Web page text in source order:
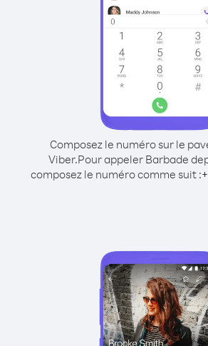
Composez le numéro sur le
Viber.Pour appeler Barbade
composez le numéro comme suit :+